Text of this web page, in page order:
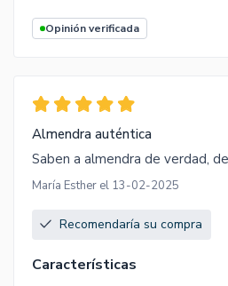
Opinión verificada
Almendra auténtica
Saben a almendra de verdad,
María Esther el 13-02-2025
Recomendaría su compra
Características